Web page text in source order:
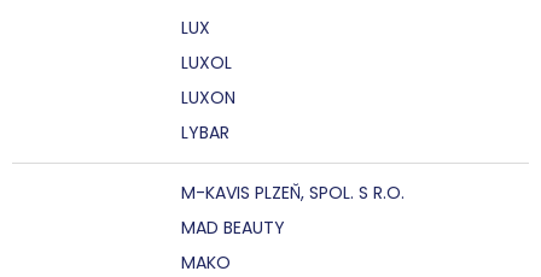
LUX
LUXOL
LUXON
LYBAR
M-KAVIS PLZEŇ, SPOL. S R.O.
MAD BEAUTY
MAKO